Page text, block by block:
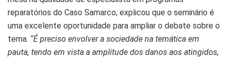
reparatórios do Caso Samarco, explicou que o seminário é
uma excelente oportunidade para ampliar o debate sobre o
tema. “É preciso envolver a sociedade na temática em
pauta, tendo em vista a amplitude dos danos aos atingidos,